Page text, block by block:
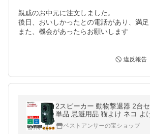
親戚のお中元に注文しました。
後日、おいしかったとの電話があり、満足
また、機会があったらお願いします
違反報告
2スピーカー 動物撃退器 2台
単品 忌避用品 猫よけ ネコ よ
電式 超音波 動物 避け 田 送
策器 害獣駆除 防獣
ベストアンサーの宝ショップ